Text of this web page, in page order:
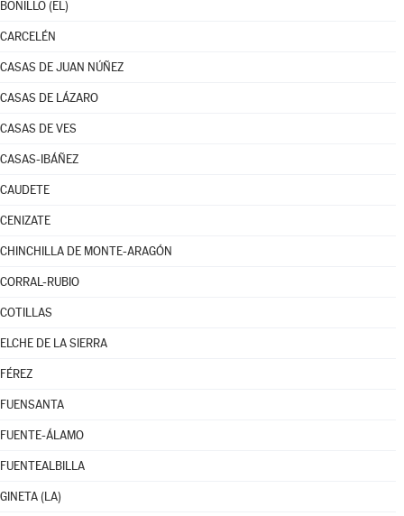
BONILLO (EL)
CARCELÉN
CASAS DE JUAN NÚÑEZ
CASAS DE LÁZARO
CASAS DE VES
CASAS-IBÁÑEZ
CAUDETE
CENIZATE
CHINCHILLA DE MONTE-ARAGÓN
CORRAL-RUBIO
COTILLAS
ELCHE DE LA SIERRA
FÉREZ
FUENSANTA
FUENTE-ÁLAMO
FUENTEALBILLA
GINETA (LA)